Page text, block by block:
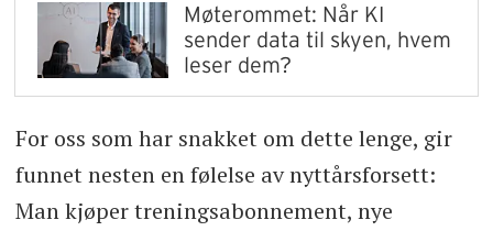
Møterommet: Når KI
sender data til skyen, hvem
leser dem?
For oss som har snakket om dette lenge, gir
funnet nesten en følelse av nyttårsforsett:
Man kjøper treningsabonnement, nye